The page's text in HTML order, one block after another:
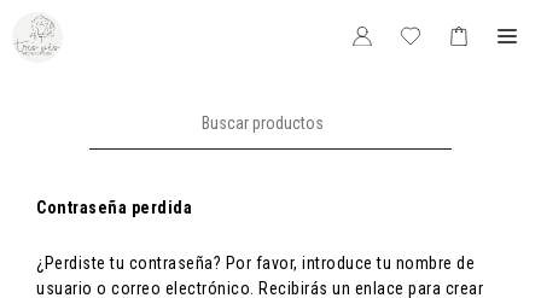
Saltar
contenido
Contraseña perdida
¿Perdiste tu contraseña? Por favor, introduce tu nombre de
usuario o correo electrónico. Recibirás un enlace para crear